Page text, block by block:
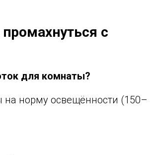
с
для комнаты?
норму освещённости (150–